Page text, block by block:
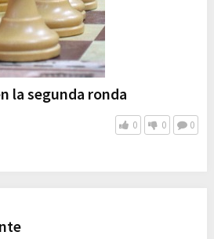
la segunda ronda
0 0 0